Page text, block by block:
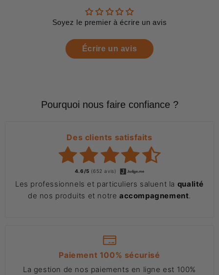
Soyez le premier à écrire un avis
Écrire un avis
Pourquoi nous faire confiance ?
Des clients satisfaits
4.6/5 (652 avis)
Les professionnels et particuliers saluent la qualité
de nos produits et notre accompagnement.
Paiement 100% sécurisé
La gestion de nos paiements en ligne est 100%